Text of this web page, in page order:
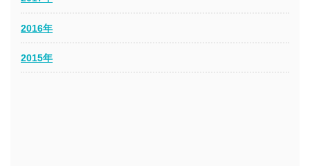
2016年
2015年